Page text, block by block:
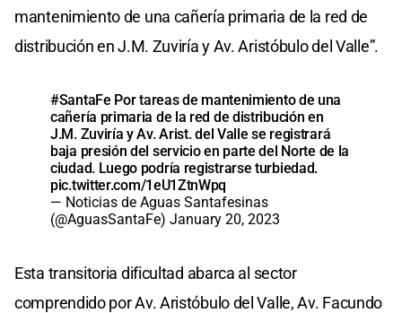
mantenimiento de una cañería primaria de la red de
distribución en J.M. Zuviría y Av. Aristóbulo del Valle”.
#SantaFe Por tareas de mantenimiento de una
cañería primaria de la red de distribución en
J.M. Zuviría y Av. Arist. del Valle se registrará
baja presión del servicio en parte del Norte de la
ciudad. Luego podría registrarse turbiedad.
pic.twitter.com/1eU1ZtnWpq
— Noticias de Aguas Santafesinas
(@AguasSantaFe) January 20, 2023
Esta transitoria dificultad abarca al sector
comprendido por Av. Aristóbulo del Valle, Av. Facundo